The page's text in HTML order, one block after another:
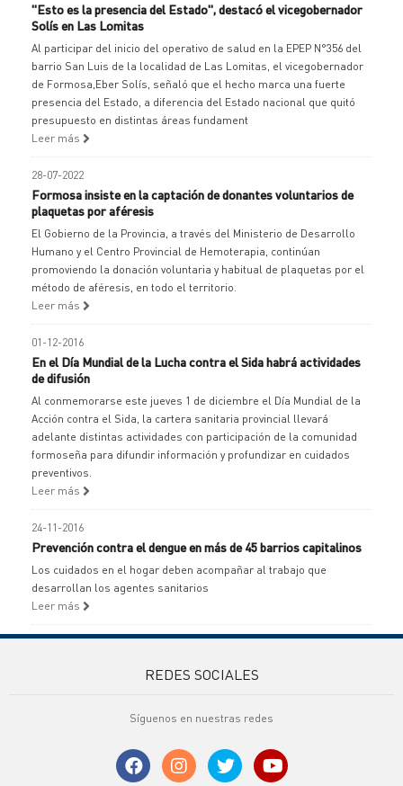
"Esto es la presencia del Estado", destacó el vicegobernador
Solís en Las Lomitas
Al participar del inicio del operativo de salud en la EPEP N°356 del
barrio San Luis de la localidad de Las Lomitas, el vicegobernador
de Formosa,Eber Solís, señaló que el hecho marca una fuerte
presencia del Estado, a diferencia del Estado nacional que quitó
presupuesto en distintas áreas fundament
Leer más
28-07-2022
Formosa insiste en la captación de donantes voluntarios de
plaquetas por aféresis
El Gobierno de la Provincia, a través del Ministerio de Desarrollo
Humano y el Centro Provincial de Hemoterapia, continúan
promoviendo la donación voluntaria y habitual de plaquetas por el
método de aféresis, en todo el territorio.
Leer más
01-12-2016
En el Día Mundial de la Lucha contra el Sida habrá actividades
de difusión
Al conmemorarse este jueves 1 de diciembre el Día Mundial de la
Acción contra el Sida, la cartera sanitaria provincial llevará
adelante distintas actividades con participación de la comunidad
formoseña para difundir información y profundizar en cuidados
preventivos.
Leer más
24-11-2016
Prevención contra el dengue en más de 45 barrios capitalinos
Los cuidados en el hogar deben acompañar al trabajo que
desarrollan los agentes sanitarios
Leer más
REDES SOCIALES
Síguenos en nuestras redes